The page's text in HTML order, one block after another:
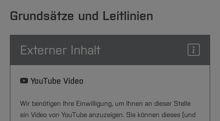
Grundsätze und Leitlinien
Externer Inhalt
YouTube Video
Wir benötigen Ihre Einwilligung, um Ihnen an dieser Stelle
ein Video von YouTube anzuzeigen. Sie können dieses (und